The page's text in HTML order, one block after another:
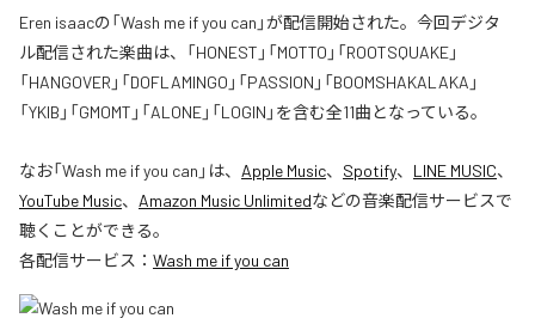
Eren isaacの「Wash me if you can」が配信開始された。今回デジタ
ル配信された楽曲は、「HONEST」「MOTTO」「ROOTSQUAKE」
「HANGOVER」「DOFLAMINGO」「PASSION」「BOOMSHAKALAKA」
「YKIB」「GMOMT」「ALONE」「LOGIN」を含む全11曲となっている。
なお「Wash me if you can 」は、 Apple Music、 Spotify、 LINE MUSIC、
YouTube Music、 Amazon Music Unlimitedなどの音楽配信サービスで
聴くことができる。
各配信サービス： Wash me if you can